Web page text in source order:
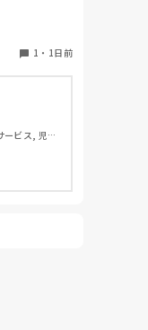
時点で応
ますか？
1 ・ 1日前
ビス, 児童